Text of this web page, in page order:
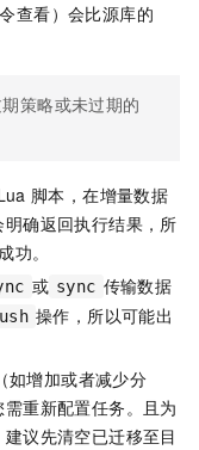
查看）会比源库的
策略或未过期的
脚本，在增量数据
确返回执行结果，所
功。
或 sync 传输数据
操作，所以可能出
如增加或者减少分
重新配置任务。且为
议先清空已迁移至目